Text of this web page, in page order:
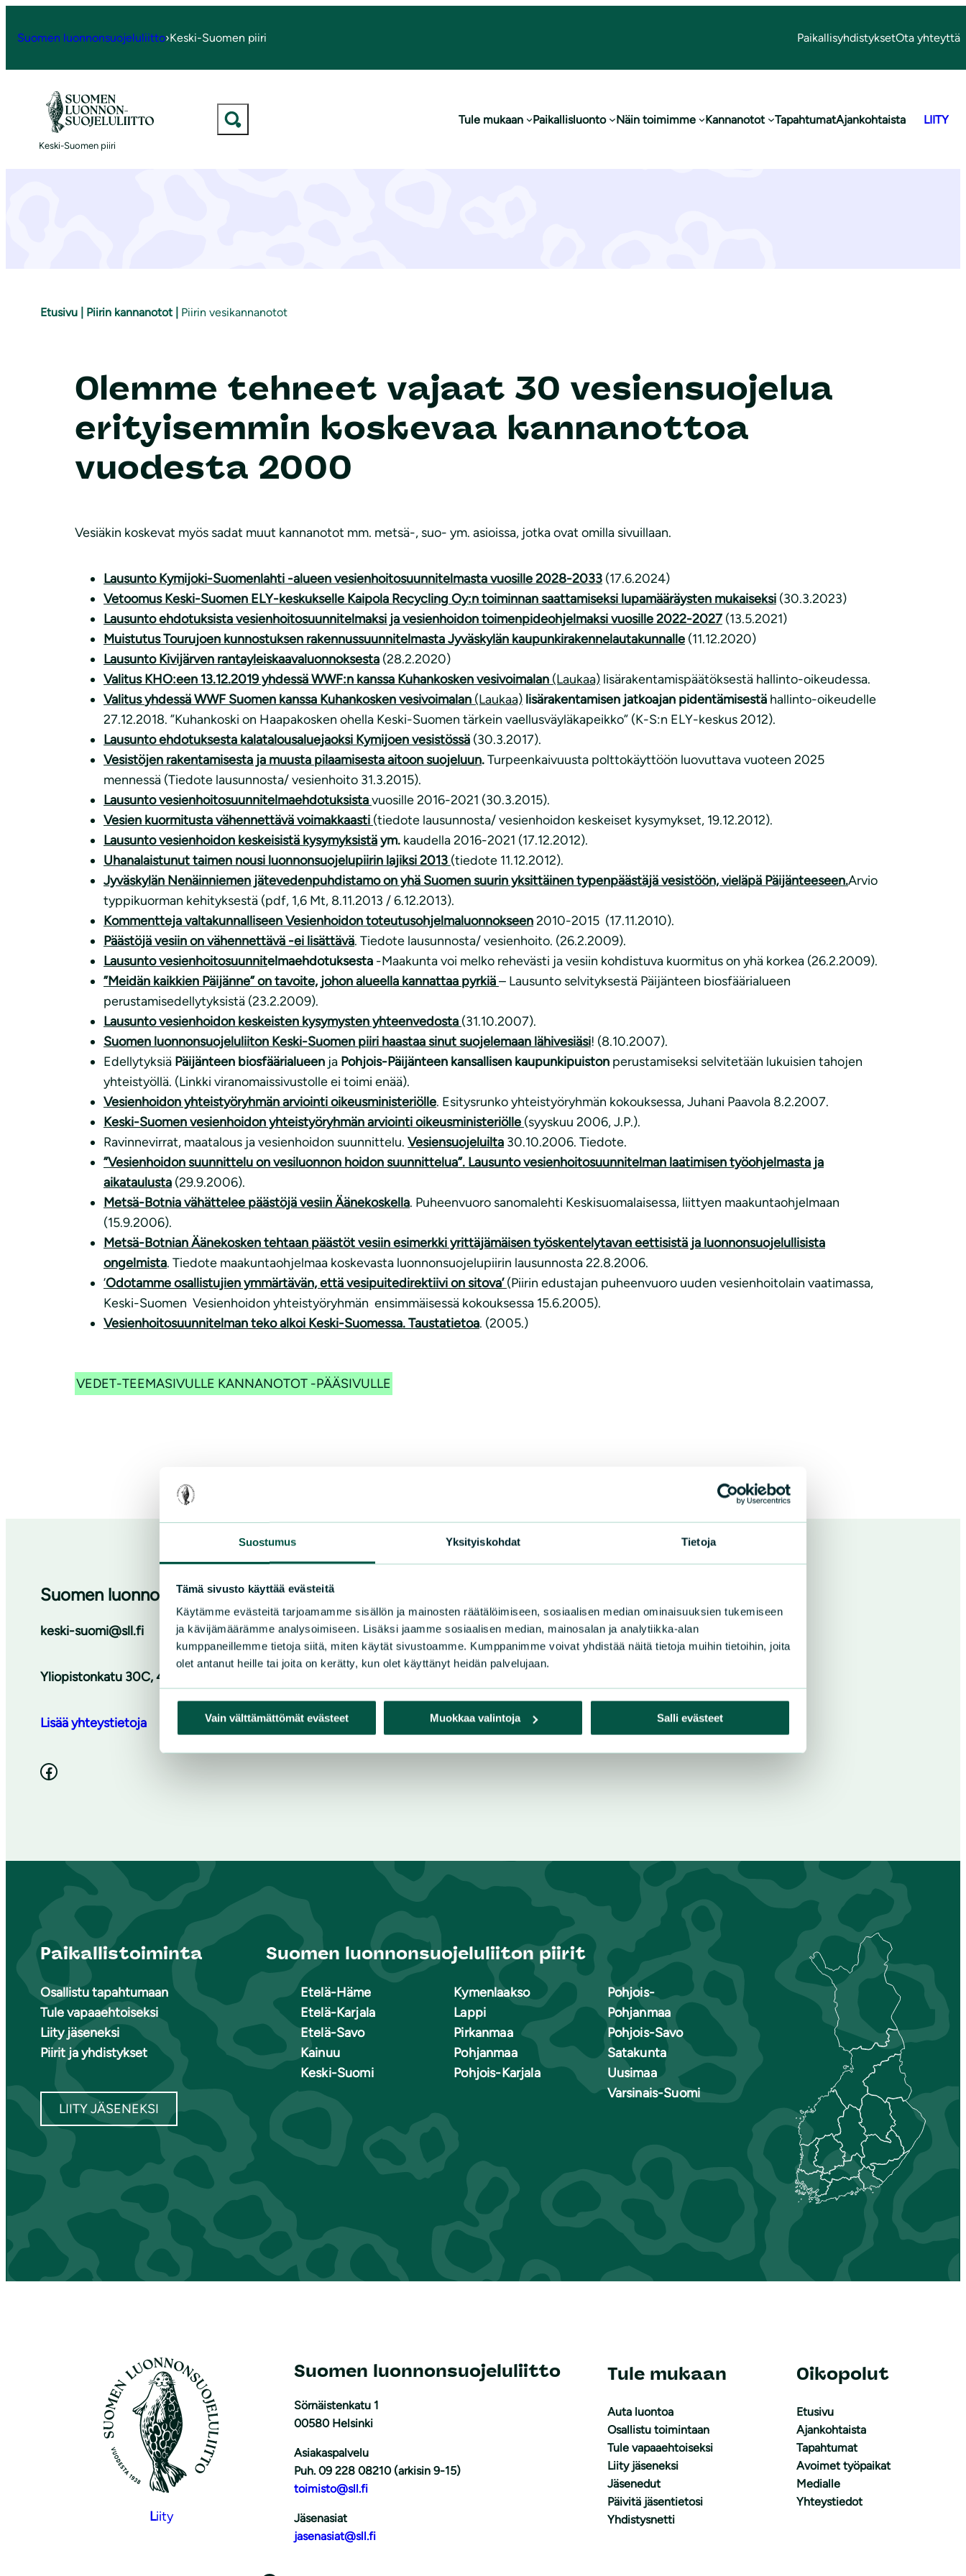
Suostumus Yksityiskohdat Tietoja
Tämä sivusto käyttää evästeitä
Käytämme evästeitä tarjoamamme sisällön ja mainosten räätälöimiseen, sosiaalisen median ominaisuuksien tukemiseen
ja kävijämäärämme analysoimiseen. Lisäksi jaamme sosiaalisen median, mainosalan ja analytiikka-alan
kumppaneillemme tietoja siitä, miten käytät sivustoamme. Kumppanimme voivat yhdistää näitä tietoja muihin tietoihin, joita
olet antanut heille tai joita on kerätty, kun olet käyttänyt heidän palvelujaan.
Vain välttämättömät evästeet Muokkaa valintoja Salli evästeet
Suomen luonnonsuojeluliitto›Keski-Suomen piiri PaikallisyhdistyksetOta yhteyttä
Keski-Suomen piiri
Tule mukaan Paikallisluonto Näin toimimme Kannanotot TapahtumatAjankohtaista LIITY
Vesistöjä koskevia kannanottojamme
Etusivu Piirin kannanotot| Piirin vesikannanotot
Olemme tehneet vajaat 30 vesiensuojelua
erityisemmin koskevaa kannanottoa
vuodesta 2000
Vesiäkin koskevat myös sadat muut kannanotot mm. metsä-, suo- ym. asioissa, jotka ovat omilla sivuillaan.
Lausunto Kymijoki-Suomenlahti -alueen vesienhoitosuunnitelmasta vuosille 2028-2033 (17.6.2024)
Vetoomus Keski-Suomen ELY-keskukselle Kaipola Recycling Oy:n toiminnan saattamiseksi lupamääräysten mukaiseksi (30.3.2023)
Lausunto ehdotuksista vesienhoitosuunnitelmaksi ja vesienhoidon toimenpideohjelmaksi vuosille 2022-2027 (13.5.2021)
Muistutus Tourujoen kunnostuksen rakennussuunnitelmasta Jyväskylän kaupunkirakennelautakunnalle (11.12.2020)
Lausunto Kivijärven rantayleiskaavaluonnoksesta (28.2.2020)
Valitus KHO:een 13.12.2019 yhdessä WWF:n kanssa Kuhankosken vesivoimalan (Laukaa) lisärakentamispäätöksestä hallinto-oikeudessa.
Valitusyhdessä WWF Suomen kanssa Kuhankosken vesivoimalan (Laukaa) lisärakentamisen jatkoajan pidentämisestä hallinto-oikeudelle
27.12.2018. ”Kuhankoski on Haapakosken ohella Keski-Suomen tärkein vaellusväyläkapeikko” (K-S:n ELY-keskus 2012).
Lausunto ehdotuksesta kalatalousaluejaoksi Kymijoen vesistössä (30.3.2017).
Vesistöjen rakentamisesta ja muusta pilaamisesta aitoon suojeluun.Turpeenkaivuusta polttokäyttöön luovuttava vuoteen 2025
mennessä (Tiedote lausunnosta/ vesienhoito 31.3.2015).
Lausunto vesienhoitosuunnitelmaehdotuksistavuosille 2016-2021 (30.3.2015).
Vesien kuormitusta vähennettävä voimakkaasti (tiedote lausunnosta/ vesienhoidon keskeiset kysymykset, 19.12.2012).
Lausunto vesienhoidon keskeisistä kysymyksistäym. kaudella 2016-2021 (17.12.2012).
Uhanalaistunut taimen nousi luonnonsuojelupiirin lajiksi 2013 (tiedote 11.12.2012).
Jyväskylän Nenäinniemen jätevedenpuhdistamo on yhä Suomen suurin yksittäinen typenpäästäjä vesistöön, vieläpä Päijänteeseen.Arvio
typpikuorman kehityksestä (pdf, 1,6 Mt, 8.11.2013 / 6.12.2013).
Kommentteja valtakunnalliseen Vesienhoidon toteutusohjelmaluonnokseen2010-2015 (17.11.2010).
Päästöjä vesiin on vähennettävä -ei lisättävä. Tiedote lausunnosta/ vesienhoito. (26.2.2009).
Lausunto vesienhoitosuunnitelmaehdotuksesta -Maakunta voi melko rehevästi ja vesiin kohdistuva kuormitus on yhä korkea (26.2.2009).
”Meidän kaikkien Päijänne” on tavoite, johon alueella kannattaa pyrkiä– Lausunto selvityksestä Päijänteen biosfäärialueen
perustamisedellytyksistä (23.2.2009).
Lausunto vesienhoidon keskeisten kysymysten yhteenvedosta (31.10.2007).
Suomen luonnonsuojeluliiton Keski-Suomen piiri haastaa sinut suojelemaan lähivesiäsi! (8.10.2007).
Edellytyksiä Päijänteen biosfäärialueen ja Pohjois-Päijänteen kansallisen kaupunkipuiston perustamiseksi selvitetään lukuisien tahojen
yhteistyöllä. (Linkki viranomaissivustolle ei toimi enää).
Vesienhoidon yhteistyöryhmän arviointi oikeusministeriölle. Esitysrunko yhteistyöryhmän kokouksessa, Juhani Paavola 8.2.2007.
Keski-Suomen vesienhoidon yhteistyöryhmän arviointi oikeusministeriölle (syyskuu 2006, J.P.).
Ravinnevirrat, maatalous ja vesienhoidon suunnittelu. Vesiensuojeluilta 30.10.2006. Tiedote.
”Vesienhoidon suunnittelu on vesiluonnon hoidon suunnittelua”. Lausunto vesienhoitosuunnitelman laatimisen työohjelmasta ja
aikataulusta (29.9.2006).
Metsä-Botnia vähättelee päästöjä vesiin Äänekoskella. Puheenvuoro sanomalehti Keskisuomalaisessa, liittyen maakuntaohjelmaan
(15.9.2006).
Metsä-Botnian Äänekosken tehtaan päästöt vesiin esimerkki yrittäjämäisen työskentelytavan eettisistä ja luonnonsuojelullisista
ongelmista. Tiedote maakuntaohjelmaa koskevasta luonnonsuojelupiirin lausunnosta 22.8.2006.
’Odotamme osallistujien ymmärtävän, että vesipuitedirektiivi on sitova’ (Piirin edustajan puheenvuoro uuden vesienhoitolain vaatimassa,
Keski-Suomen Vesienhoidon yhteistyöryhmän ensimmäisessä kokouksessa 15.6.2005).
Vesienhoitosuunnitelman teko alkoi Keski-Suomessa. Taustatietoa. (2005.)
VEDET-TEEMASIVULLE KANNANOTOT -PÄÄSIVULLE
Suomen luonnonsuojeluliiton Keski-Suomen piiri ry
keski-suomi@sll.fi
Yliopistonkatu 30C, 40100 Jyväskylä
Lisää yhteystietoja
Facebook
Paikallistoiminta
Osallistu tapahtumaan
Tule vapaaehtoiseksi
Liity jäseneksi
Piirit ja yhdistykset
LIITY JÄSENEKSI
Suomen luonnonsuojeluliiton piirit
Etelä-Häme
Etelä-Karjala
Etelä-Savo
Kainuu
Keski-Suomi
Kymenlaakso
Lappi
Pirkanmaa
Pohjanmaa
Pohjois-Karjala
Pohjois-
Pohjanmaa
Pohjois-Savo
Satakunta
Uusimaa
Varsinais-Suomi
Liity
Suomen luonnonsuojeluliitto
Sörnäistenkatu 1
00580 Helsinki
Asiakaspalvelu
Puh. 09 228 08210 (arkisin 9-15)
toimisto@sll.fi
Jäsenasiat
jasenasiat@sll.fi
Tule mukaan
Auta luontoa
Osallistu toimintaan
Tule vapaaehtoiseksi
Liity jäseneksi
Jäsenedut
Päivitä jäsentietosi
Yhdistysnetti
Oikopolut
Etusivu
Ajankohtaista
Tapahtumat
Avoimet työpaikat
Medialle
Yhteystiedot